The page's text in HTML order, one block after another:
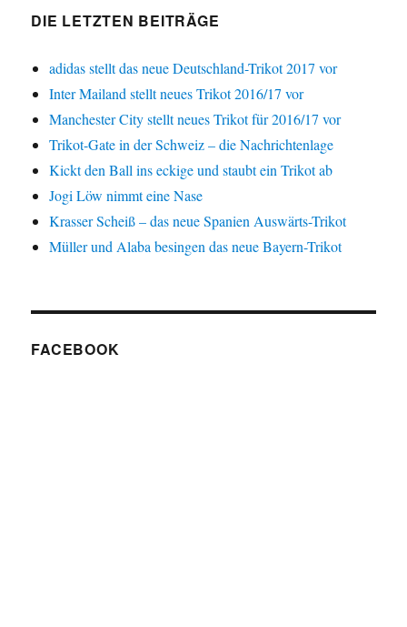
DIE LETZTEN BEITRÄGE
adidas stellt das neue Deutschland-Trikot 2017 vor
Inter Mailand stellt neues Trikot 2016/17 vor
Manchester City stellt neues Trikot für 2016/17 vor
Trikot-Gate in der Schweiz – die Nachrichtenlage
Kickt den Ball ins eckige und staubt ein Trikot ab
Jogi Löw nimmt eine Nase
Krasser Scheiß – das neue Spanien Auswärts-Trikot
Müller und Alaba besingen das neue Bayern-Trikot
FACEBOOK